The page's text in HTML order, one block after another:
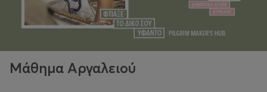
Μάθημα Αργαλειού